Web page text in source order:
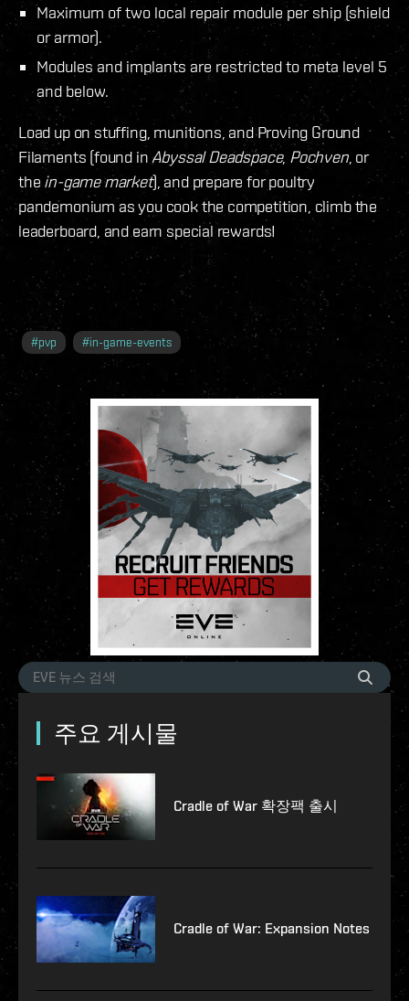
Maximum of two local repair module per ship (shield
or armor).
Modules and implants are restricted to meta level 5
and below.
Load up on stuffing, munitions, and Proving Ground
Filaments (found in Abyssal Deadspace, Pochven, or
the in-game market), and prepare for poultry
pandemonium as you cook the competition, climb the
leaderboard, and earn special rewards!
#pvp #in-game-events
주요 게시물
Cradle of War 확장팩 출시
Cradle of War: Expansion Notes